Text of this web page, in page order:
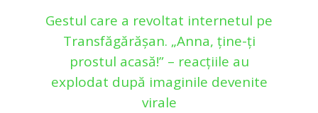
Gestul care a revoltat internetul pe
Transfăgărășan. „Anna, ține-ți
prostul acasă!” – reacțiile au
explodat după imaginile devenite
virale